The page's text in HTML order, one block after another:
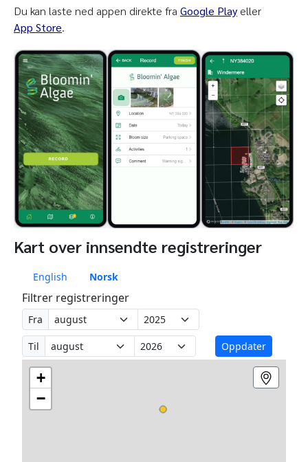
Du kan laste ned appen direkte fra Google Play eller
App Store.
Kart over innsendte registreringer